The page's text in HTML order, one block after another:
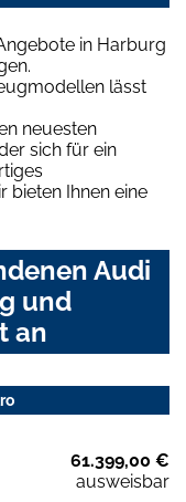
in Harburg
lässt
neuesten
sich für ein
bieten Ihnen eine
Audi
und
an
61.399,00 €
ausweisbar